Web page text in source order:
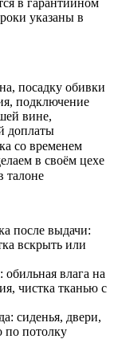
указаны в
посадку обивки
подключение
вине,
доплаты
со временем
в своём цехе
талоне
после выдачи:
вскрыть или
влага на
чистка тканью с
сиденья, двери,
по потолку